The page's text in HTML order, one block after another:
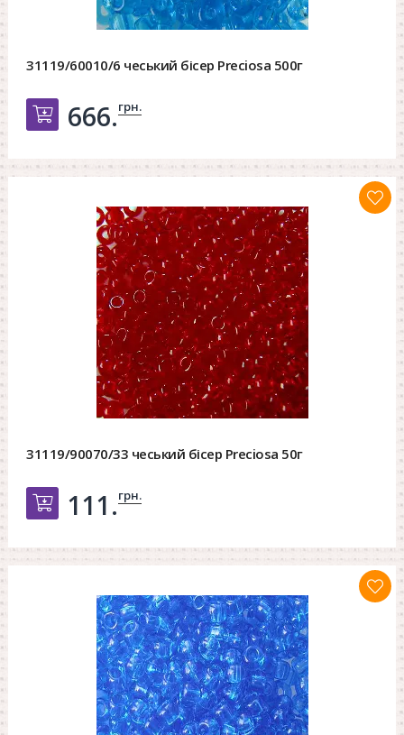
31119/60010/6 чеський бісер Preciosa 500г
Добавить в корзину
666.грн.
31119/90070/33 чеський бісер Preciosa 50г
Добавить в корзину
111.грн.